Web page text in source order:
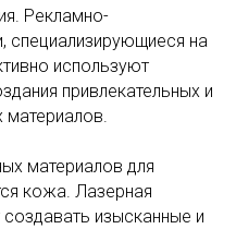
Рекламно-
специализирующиеся на
используют
привлекательных и
материалов для
кожа. Лазерная
изысканные и